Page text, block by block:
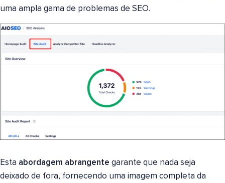
uma ampla gama de problemas de SEO.
Esta abordagem abrangente garante que nada seja
deixado de fora, fornecendo uma imagem completa da